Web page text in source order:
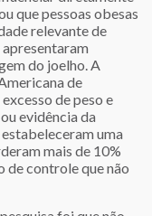
que pessoas obesas
relevante de
do joelho. A
de
de peso e
evidência da
uma
mais de 10%
de controle que não